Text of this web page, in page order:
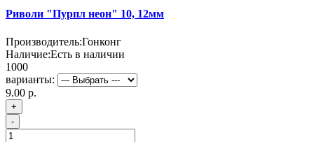
Риволи "Пурпл неон" 10, 12мм
Производитель:Гонконг
Наличие:Есть в наличии
1000
варианты:
9.00 р.
+
-